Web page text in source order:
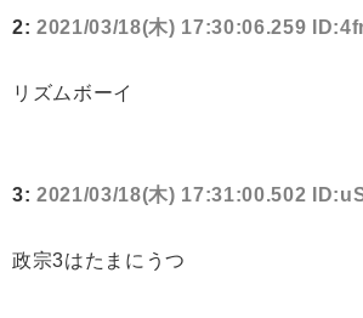
2: 2021/03/18(木) 17:30:06.259
リズムボーイ
3: 2021/03/18(木) 17:31:00.502
政宗3はたまにうつ